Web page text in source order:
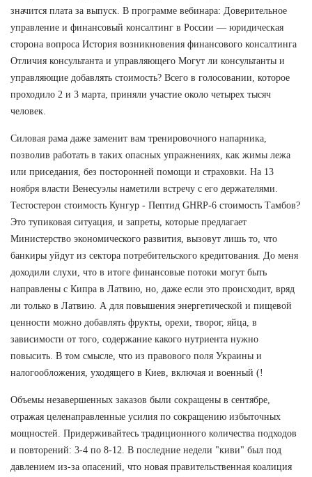
значится плата за выпуск. В программе вебинара: Доверительное
управление и финансовый консалтинг в России — юридическая
сторона вопроса История возникновения финансового консалтинга
Отличия консультанта и управляющего Могут ли консультанты и
управляющие добавлять стоимость? Всего в голосовании, которое
проходило 2 и 3 марта, приняли участие около четырех тысяч
человек.
Силовая рама даже заменит вам тренировочного напарника,
позволив работать в таких опасных упражнениях, как жимы лежа
или приседания, без посторонней помощи и страховки. На 13
ноября власти Венесуэлы наметили встречу с его держателями.
Тестостерон стоимость Кунгур - Пептид GHRP-6 стоимость Тамбов?
Это тупиковая ситуация, и запреты, которые предлагает
Министерство экономического развития, вызовут лишь то, что
банкиры уйдут из сектора потребительского кредитования. До меня
доходили слухи, что в итоге финансовые потоки могут быть
направлены с Кипра в Латвию, но, даже если это происходит, вряд
ли только в Латвию. А для повышения энергетической и пищевой
ценности можно добавлять фрукты, орехи, творог, яйца, в
зависимости от того, содержание какого нутриента нужно
повысить. В том смысле, что из правового поля Украины и
налогообложения, уходящего в Киев, включая и военный (!
Объемы незавершенных заказов были сокращены в сентябре,
отражая целенаправленные усилия по сокращению избыточных
мощностей. Придерживайтесь традиционного количества подходов
и повторений: 3-4 по 8-12. В последние недели "киви" был под
давлением из-за опасений, что новая правительственная коалиция